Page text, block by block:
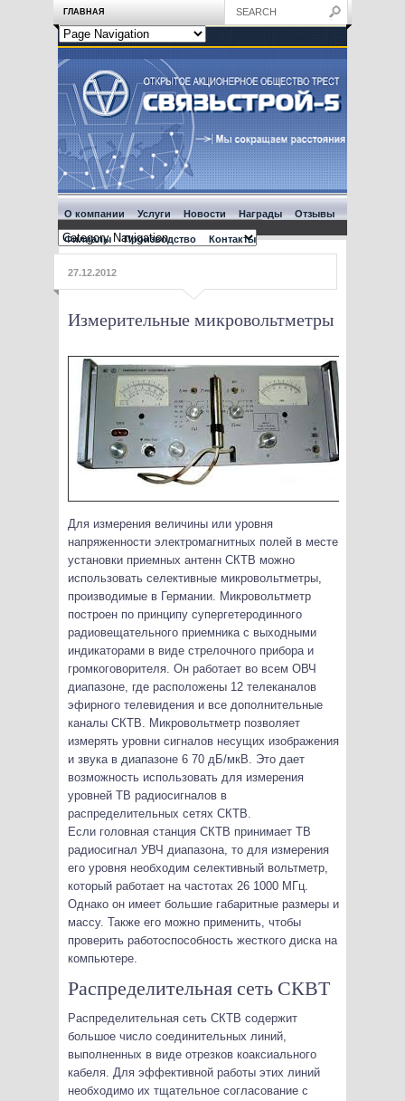
ГЛАВНАЯ
О компании Услуги Новости Награды Отзывы
Филиалы Производство Контакты
27.12.2012
Измерительные микровольтметры
Для измерения величины или уровня
напряженности электромагнитных полей в месте
установки приемных антенн СКТВ можно
использовать селективные микровольтметры,
производимые в Германии. Микровольтметр
построен по принципу супергетеродинного
радиовещательного приемника с выходными
индикаторами в виде стрелочного прибора и
громкоговорителя. Он работает во всем ОВЧ
диапазоне, где расположены 12 телеканалов
эфирного телевидения и все дополнительные
каналы СКТВ. Микровольтметр позволяет
измерять уровни сигналов несущих изображения
и звука в диапазоне 6 70 дБ/мкВ. Это дает
возможность использовать для измерения
уровней ТВ радиосигналов в
распределительных сетях СКТВ.
Если головная станция СКТВ принимает ТВ
радиосигнал УВЧ диапазона, то для измерения
его уровня необходим селективный вольтметр,
который работает на частотах 26 1000 МГц.
Однако он имеет большие габаритные размеры и
массу. Также его можно применить, чтобы
проверить работоспособность жесткого диска на
компьютере.
Распределительная сеть СКВТ
Распределительная сеть СКТВ содержит
большое число соединительных линий,
выполненных в виде отрезков коаксиального
кабеля. Для эффективной работы этих линий
необходимо их тщательное согласование с